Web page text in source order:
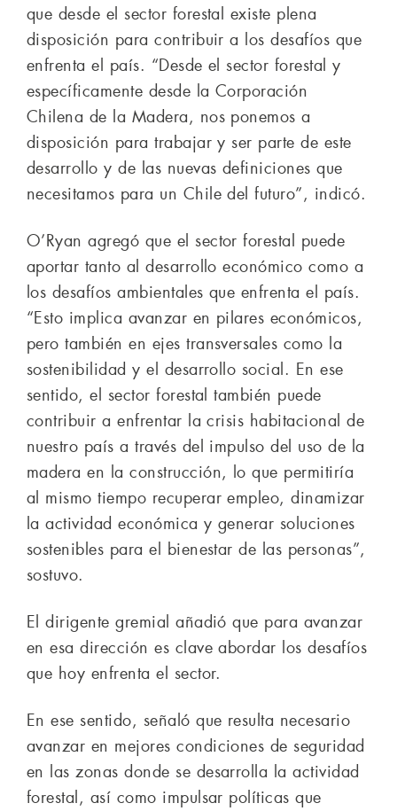
que desde el sector forestal existe plena
disposición para contribuir a los desafíos que
enfrenta el país. “Desde el sector forestal y
específicamente desde la Corporación
Chilena de la Madera, nos ponemos a
disposición para trabajar y ser parte de este
desarrollo y de las nuevas definiciones que
necesitamos para un Chile del futuro”, indicó.
O’Ryan agregó que el sector forestal puede
aportar tanto al desarrollo económico como a
los desafíos ambientales que enfrenta el país.
“Esto implica avanzar en pilares económicos,
pero también en ejes transversales como la
sostenibilidad y el desarrollo social. En ese
sentido, el sector forestal también puede
contribuir a enfrentar la crisis habitacional de
nuestro país a través del impulso del uso de la
madera en la construcción, lo que permitiría
al mismo tiempo recuperar empleo, dinamizar
la actividad económica y generar soluciones
sostenibles para el bienestar de las personas”,
sostuvo.
El dirigente gremial añadió que para avanzar
en esa dirección es clave abordar los desafíos
que hoy enfrenta el sector.
En ese sentido, señaló que resulta necesario
avanzar en mejores condiciones de seguridad
en las zonas donde se desarrolla la actividad
forestal, así como impulsar políticas que